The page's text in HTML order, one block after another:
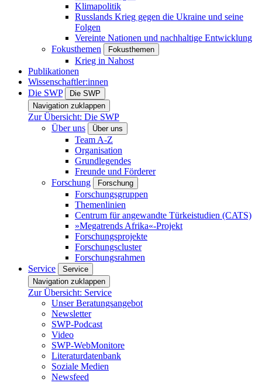
Klimapolitik
Russlands Krieg gegen die Ukraine und seine
Folgen
Vereinte Nationen und nachhaltige Entwicklung
Fokusthemen
Fokusthemen
Krieg in Nahost
Publikationen
Wissenschaftler:innen
Die SWP
Die SWP
Navigation zuklappen
Zur Übersicht: Die SWP
Über uns
Über uns
Team A-Z
Organisation
Grundlegendes
Freunde und Förderer
Forschung
Forschung
Forschungsgruppen
Themenlinien
Centrum für angewandte Türkeistudien (CATS)
»Megatrends Afrika«-Projekt
Forschungsprojekte
Forschungscluster
Forschungsrahmen
Service
Service
Navigation zuklappen
Zur Übersicht: Service
Unser Beratungsangebot
Newsletter
SWP-Podcast
Video
SWP-WebMonitore
Literaturdatenbank
Soziale Medien
Newsfeed